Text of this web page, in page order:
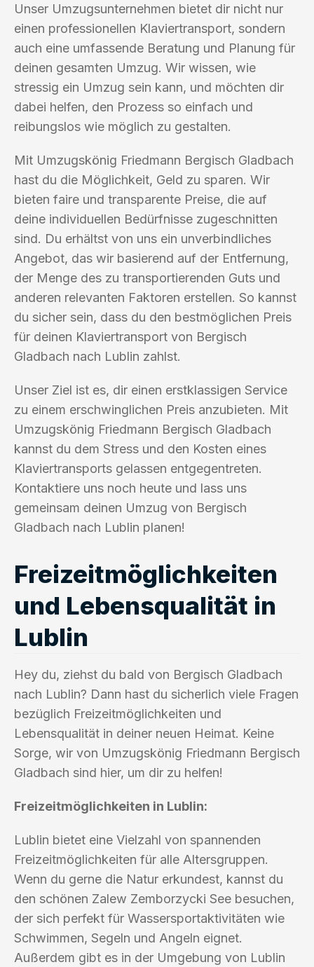
Unser Umzugsunternehmen bietet dir nicht nur
einen professionellen Klaviertransport, sondern
auch eine umfassende Beratung und Planung für
deinen gesamten Umzug. Wir wissen, wie
stressig ein Umzug sein kann, und möchten dir
dabei helfen, den Prozess so einfach und
reibungslos wie möglich zu gestalten.
Mit Umzugskönig Friedmann Bergisch Gladbach
hast du die Möglichkeit, Geld zu sparen. Wir
bieten faire und transparente Preise, die auf
deine individuellen Bedürfnisse zugeschnitten
sind. Du erhältst von uns ein unverbindliches
Angebot, das wir basierend auf der Entfernung,
der Menge des zu transportierenden Guts und
anderen relevanten Faktoren erstellen. So kannst
du sicher sein, dass du den bestmöglichen Preis
für deinen Klaviertransport von Bergisch
Gladbach nach Lublin zahlst.
Unser Ziel ist es, dir einen erstklassigen Service
zu einem erschwinglichen Preis anzubieten. Mit
Umzugskönig Friedmann Bergisch Gladbach
kannst du dem Stress und den Kosten eines
Klaviertransports gelassen entgegentreten.
Kontaktiere uns noch heute und lass uns
gemeinsam deinen Umzug von Bergisch
Gladbach nach Lublin planen!
Freizeitmöglichkeiten
und Lebensqualität in
Lublin
Hey du, ziehst du bald von Bergisch Gladbach
nach Lublin? Dann hast du sicherlich viele Fragen
bezüglich Freizeitmöglichkeiten und
Lebensqualität in deiner neuen Heimat. Keine
Sorge, wir von Umzugskönig Friedmann Bergisch
Gladbach sind hier, um dir zu helfen!
Freizeitmöglichkeiten in Lublin:
Lublin bietet eine Vielzahl von spannenden
Freizeitmöglichkeiten für alle Altersgruppen.
Wenn du gerne die Natur erkundest, kannst du
den schönen Zalew Zemborzycki See besuchen,
der sich perfekt für Wassersportaktivitäten wie
Schwimmen, Segeln und Angeln eignet.
Außerdem gibt es in der Umgebung von Lublin